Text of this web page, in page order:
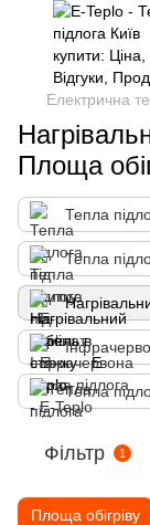
Електрична
Площа
Тепла
Тепла
Тепла
Фільтр 1
Площа обігріву